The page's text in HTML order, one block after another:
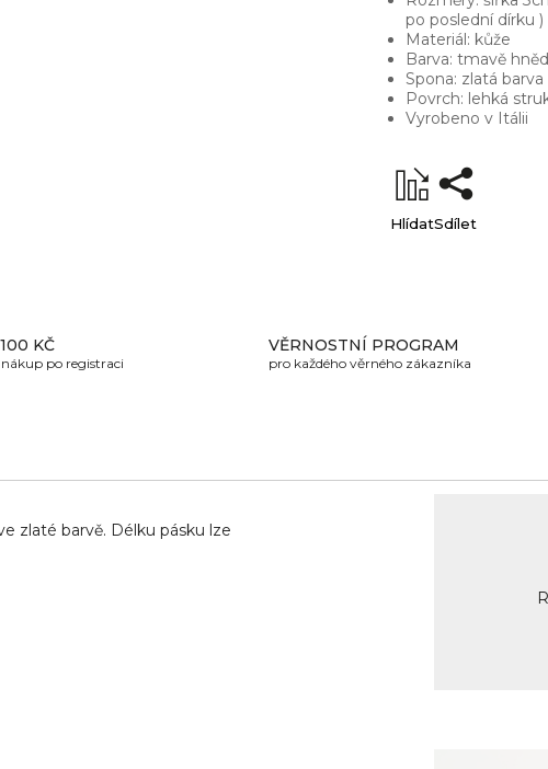
po poslední dírku )
Materiál: kůže
Barva: tmavě
Spona: zlatá barva
Povrch: lehká
Vyrobeno v Itálii
HlídatSdílet
KČ
po registraci
VĚRNOSTNÍ PROGRAM
pro každého věrného zákazníka
zlaté barvě. Délku pásku lze